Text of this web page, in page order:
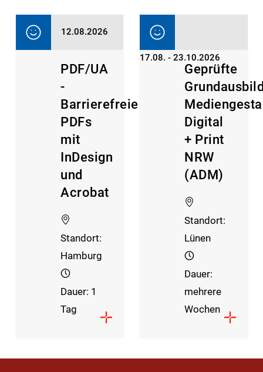
12.08.2026
PDF/UA
-
Barrierefreie
PDFs
mit
InDesign
und
Acrobat
Standort:
Hamburg
Dauer: 1
Tag
17.08. - 23.10.2026
Geprüfte
Digital
+ Print
NRW
(ADM)
Standort:
Lünen
Dauer:
mehrere
Wochen